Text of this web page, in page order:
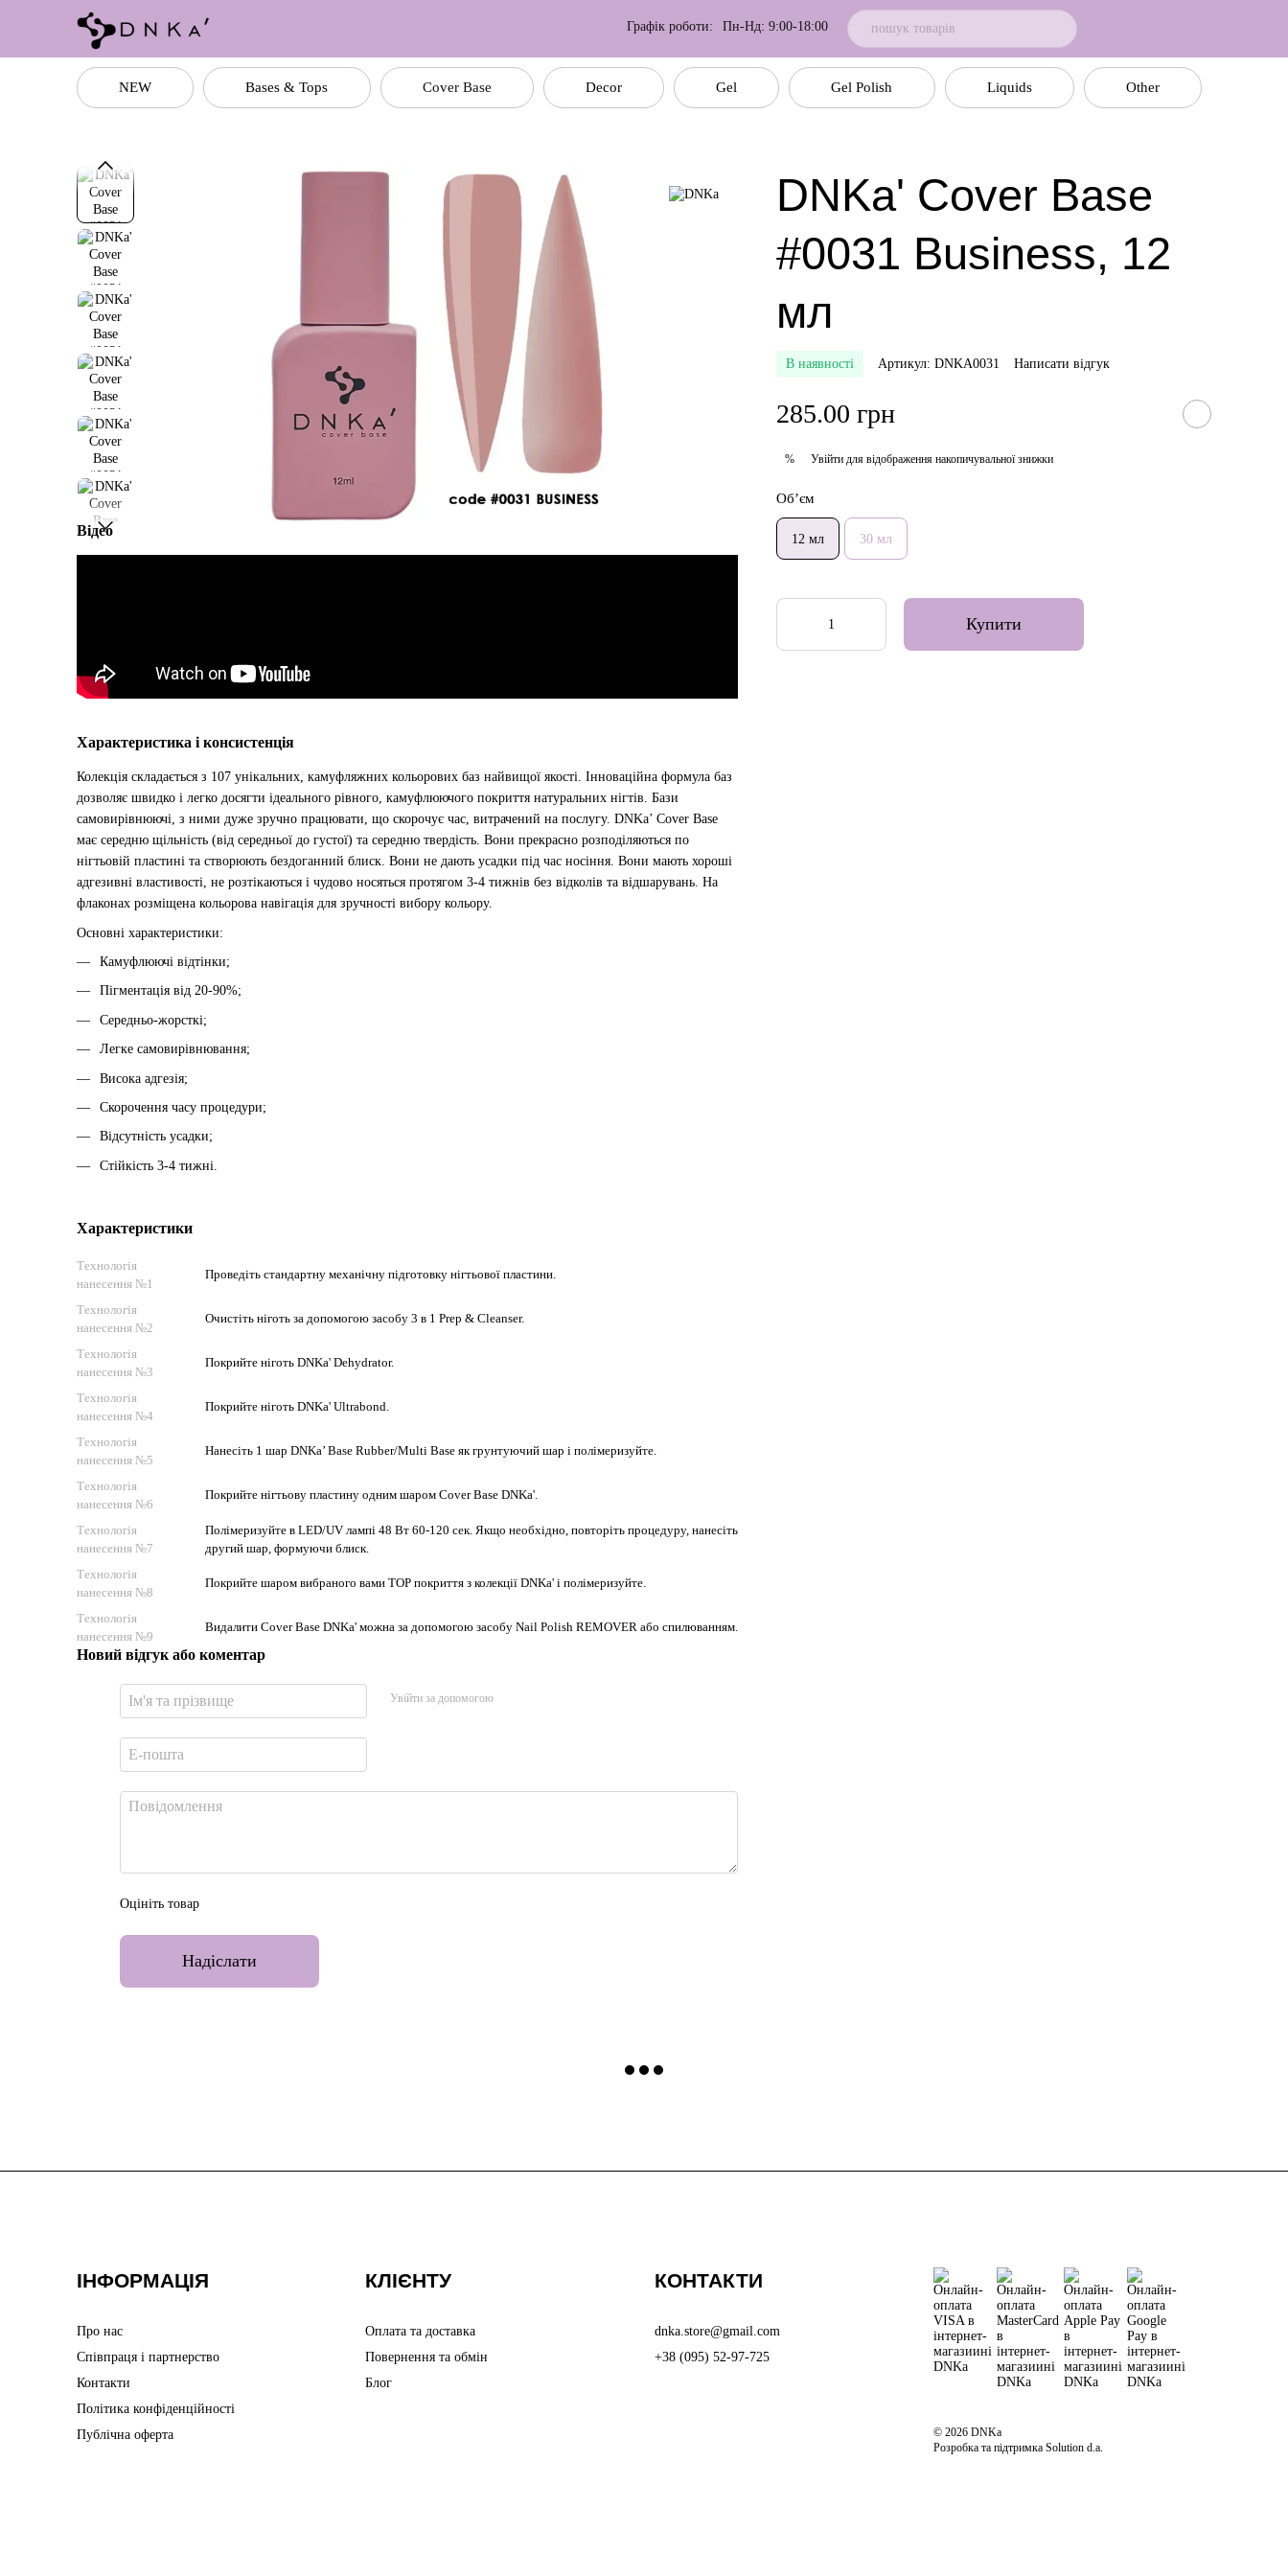
Перейти до основного контенту
Графік роботи:
Пн-Нд: 9:00-18:00
NEW Bases & Tops Cover Base Decor Gel Gel Polish Liquids Other
Відео
Характеристика і консистенція
Колекція складається з 107 унікальних, камуфляжних кольорових баз найвищої якості. Інноваційна формула баз
дозволяє швидко і легко досягти ідеального рівного, камуфлюючого покриття натуральних нігтів. Бази
самовирівнюючі, з ними дуже зручно працювати, що скорочує час, витрачений на послугу. DNKa’ Cover Base
має середню щільність (від середньої до густої) та середню твердість. Вони прекрасно розподіляються по
нігтьовій пластині та створюють бездоганний блиск. Вони не дають усадки під час носіння. Вони мають хороші
адгезивні властивості, не розтікаються і чудово носяться протягом 3-4 тижнів без відколів та відшарувань. На
флаконах розміщена кольорова навігація для зручності вибору кольору.
Основні характеристики:
Камуфлюючі відтінки;
Пігментація від 20-90%;
Середньо-жорсткі;
Легке самовирівнювання;
Висока адгезія;
Скорочення часу процедури;
Відсутність усадки;
Стійкість 3-4 тижні.
Характеристики
Технологія
нанесення №1
Проведіть стандартну механічну підготовку нігтьової пластини.
Технологія
нанесення №2
Очистіть ніготь за допомогою засобу 3 в 1 Prep & Cleanser.
Технологія
нанесення №3
Покрийте ніготь DNKa' Dehydrator.
Технологія
нанесення №4
Покрийте ніготь DNKa' Ultrabond.
Технологія
нанесення №5
Нанесіть 1 шар DNKa’ Base Rubber/Multi Base як грунтуючий шар і полімеризуйте.
Технологія
нанесення №6
Покрийте нігтьову пластину одним шаром Cover Base DNKa'.
Технологія
нанесення №7
Полімеризуйте в LED/UV лампі 48 Вт 60-120 сек. Якщо необхідно, повторіть процедуру, нанесіть
другий шар, формуючи блиск.
Технологія
нанесення №8
Покрийте шаром вибраного вами TOP покриття з колекції DNKa' і полімеризуйте.
Технологія
нанесення №9
Видалити Cover Base DNKa' можна за допомогою засобу Nail Polish REMOVER або спилюванням.
Новий відгук або коментар
Увійти за допомогою
Оцініть товар
Надіслати
DNKa' Cover Base
#0031 Business, 12
мл
В наявності Артикул: DNKA0031 Написати відгук
285.00 грн
% Увійти для відображення накопичувальної знижки
Об’єм
12 мл 30 мл
Купити
ІНФОРМАЦІЯ
Про нас
Співпраця і партнерство
Контакти
Політика конфіденційності
Публічна оферта
КЛІЄНТУ
Оплата та доставка
Повернення та обмін
Блог
КОНТАКТИ
dnka.store@gmail.com
+38 (095) 52-97-725
© 2026 DNKa
Розробка та підтримка Solution d.a.